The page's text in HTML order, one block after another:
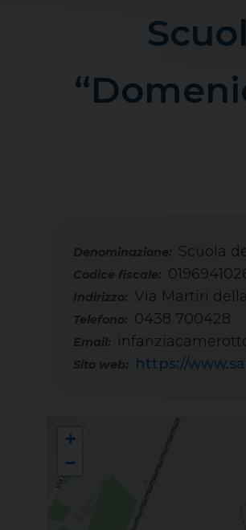
Scuola
Codice fiscale:
Telefono: 0438 700428
Email:
Sito web: https://
Indirizzo: Via Martiri
+
−